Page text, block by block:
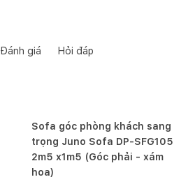
Đánh giá Hỏi đáp
Sofa góc phòng khách sang
trọng Juno Sofa DP-SFG105
2m5 x1m5 (Góc phải - xám
hoa)